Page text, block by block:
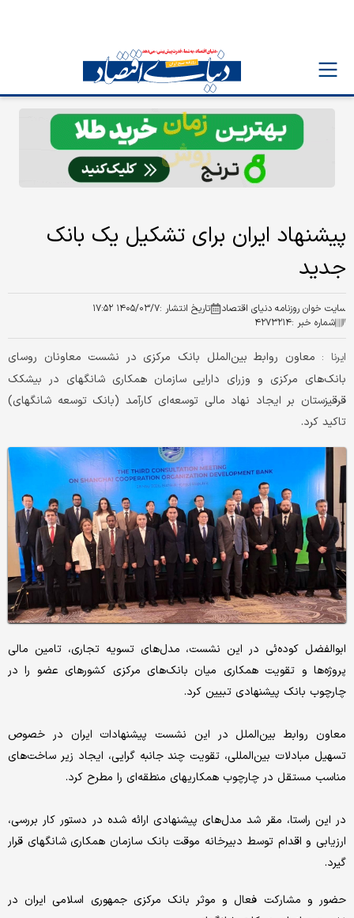
پیشنهاد ایران برای تشکیل یک بانک
جدید
سایت خوان روزنامه دنیای اقتصاد تاریخ انتشار :۱۴۰۵/۰۳/۷ ۱۷:۵۲
شماره خبر :۴۲۷۳۲۱۴
ایرنا : معاون روابط بین‌الملل بانک مرکزی در نشست معاونان روسای
بانک‌های مرکزی و وزرای دارایی سازمان همکاری شانگهای در بیشکک
قرقیزستان بر ایجاد نهاد مالی توسعه‌ای کارآمد (بانک توسعه شانگهای)
تاکید کرد.
ابوالفضل کوده‌ئی در این نشست، مدل‌های تسویه تجاری، تامین مالی
پروژه‌ها و تقویت همکاری میان بانک‌های مرکزی کشورهای عضو را در
چارچوب بانک پیشنهادی تبیین کرد.
معاون روابط بین‌الملل در این نشست پیشنهادات ایران در خصوص
تسهیل مبادلات بین‌المللی، تقویت چند جانبه گرایی، ایجاد زیر ساخت‌های
مناسب مستقل در چارچوب همکاریهای منطقه‌ای را مطرح کرد.
در این راستا، مقر شد مدل‌های پیشنهادی ارائه شده در دستور کار بررسی،
ارزیابی و اقدام توسط دبیرخانه موقت بانک سازمان همکاری شانگهای قرار
گیرد.
حضور و مشارکت فعال و موثر بانک مرکزی جمهوری اسلامی ایران در